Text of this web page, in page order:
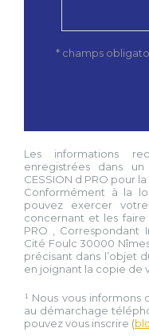
* champs
Les informations
enregistrées dans
CESSION d PRO pour
Conformément à la
pouvez exercer
concernant et les
PRO
,
Cité Foulc 30000
précisant dans l’objet
en joignant la copie de
¹ Nous vous informons
au démarchage
pouvez vous inscrire (